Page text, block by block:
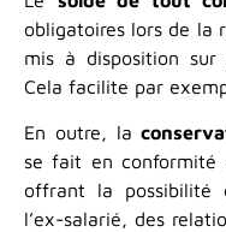
obligatoires lors de la
mis à disposition sur
Cela facilite par
En outre, la
se fait en conformité
offrant la possibilité
l’ex-salarié, des